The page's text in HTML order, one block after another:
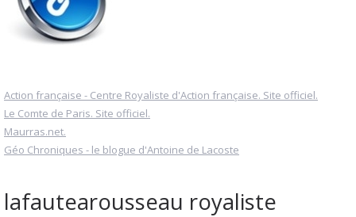
Action française - Centre Royaliste d'Action française. Site officiel.
Le Comte de Paris. Site officiel.
Maurras.net.
Géo Chroniques - le blogue d'Antoine de Lacoste
lafautearousseau royaliste